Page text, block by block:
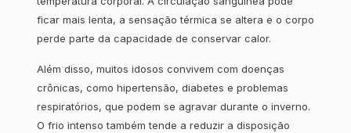
ficar mais lenta, a sensação térmica se altera e o corpo
perde parte da capacidade de conservar calor.
Além disso, muitos idosos convivem com doenças
crônicas, como hipertensão, diabetes e problemas
respiratórios, que podem se agravar durante o inverno.
O frio intenso também tende a reduzir a disposição